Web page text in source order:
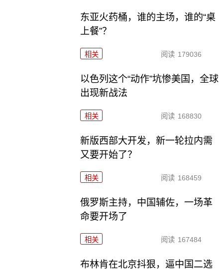
东亚火药桶，谁的主场，谁的“桌
上餐”？
相关 阅读 179036
以色列这个“动作”坑惨美国，全球
出现新战法
相关 阅读 168830
新版西部大开发，新一轮拉内需
又要开始了？
相关 阅读 168459
俄罗斯主持，中国辅佐，一场革
命要开场了
相关 阅读 167484
布林肯在北京抖狠，逼中国二选